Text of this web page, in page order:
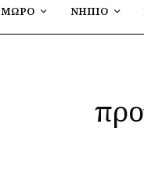
ΜΩΡΟ ΝΗΠΙΟ